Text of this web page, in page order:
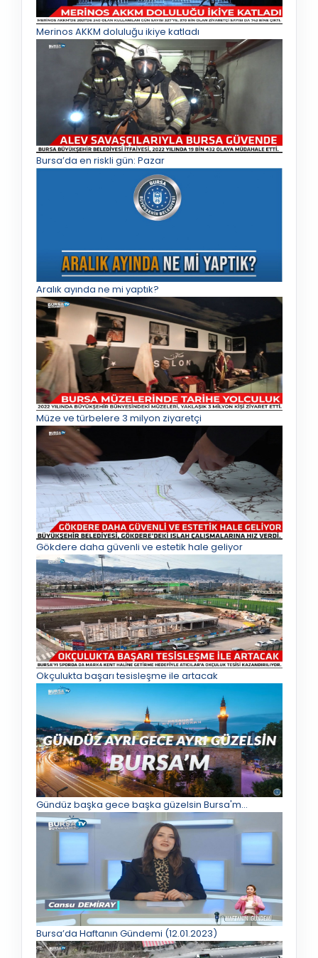
Merinos AKKM doluluğu ikiye katladı
Bursa’da en riskli gün: Pazar
Aralık ayında ne mi yaptık?
Müze ve türbelere 3 milyon ziyaretçi
Gökdere daha güvenli ve estetik hale geliyor
Okçulukta başarı tesisleşme ile artacak
Gündüz başka gece başka güzelsin Bursa'm...
Bursa’da Haftanın Gündemi (12.01.2023)